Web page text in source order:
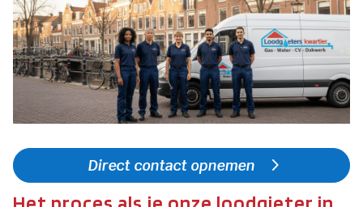
Direct contact opnemen